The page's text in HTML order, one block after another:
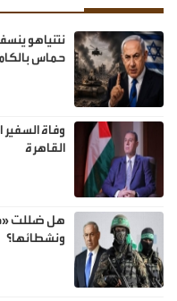
نتنياهو
حماس
وفاة
القاهرة
هل ضللت
ونشطائها؟